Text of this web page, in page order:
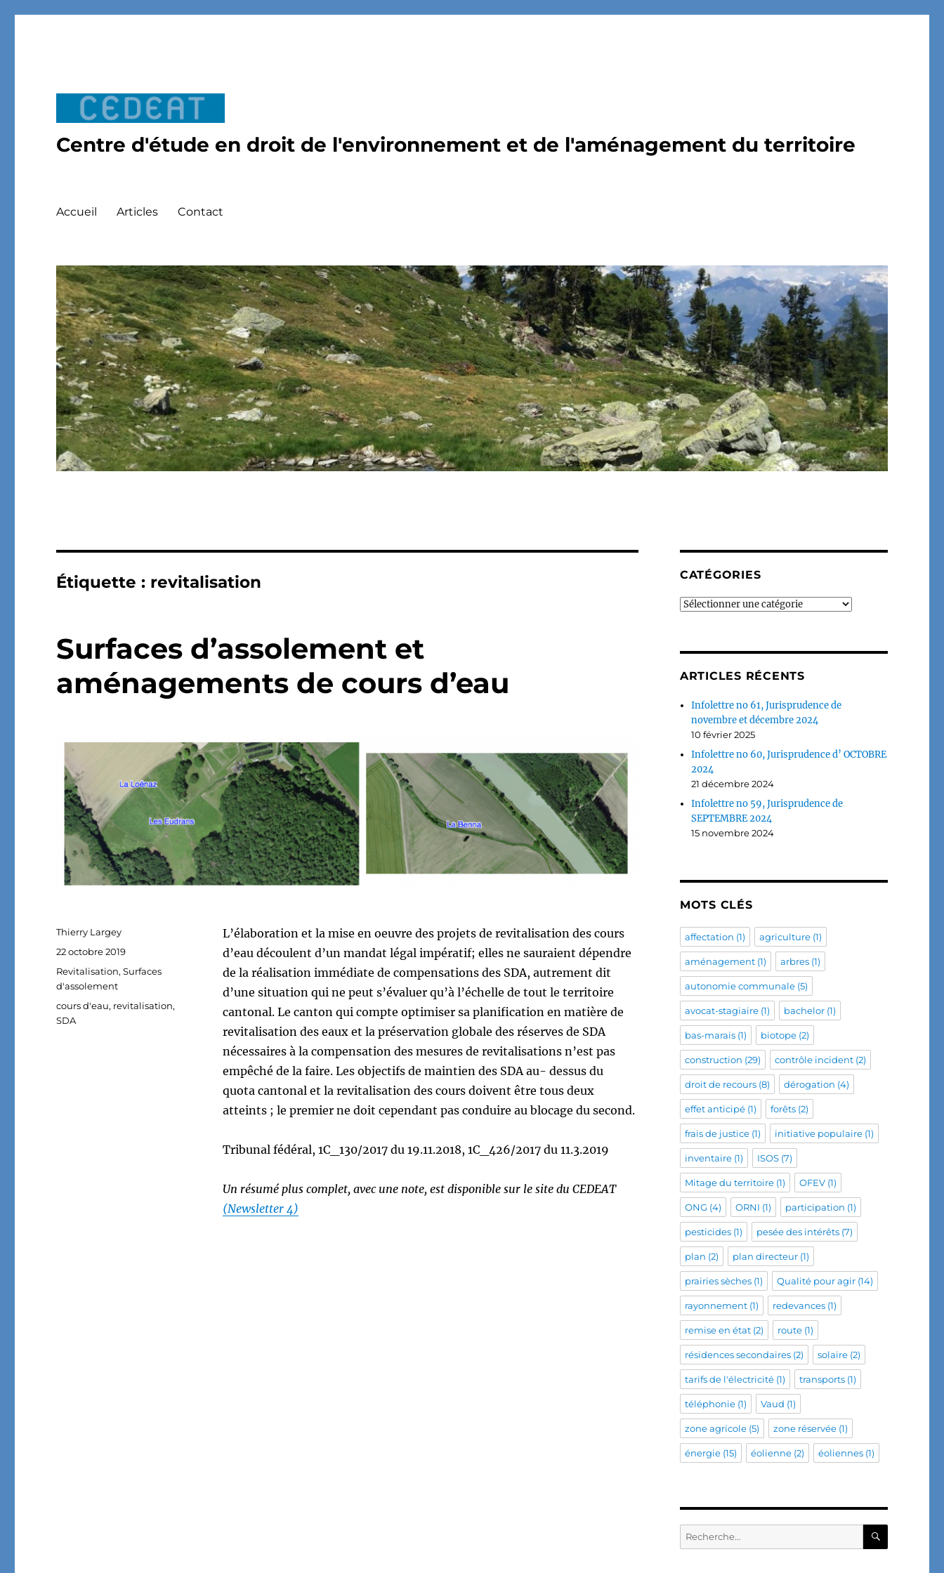
Centre d'étude en droit de l'environnement et de l'aménagement du territoire
Accueil Articles Contact
Étiquette : revitalisation
Surfaces d’assolement et
aménagements de cours d’eau
L’élaboration et la mise en oeuvre des projets de revitalisation des cours
d’eau découlent d’un mandat légal impératif; elles ne sauraient dépendre
de la réalisation immédiate de compensations des SDA, autrement dit
d’une situation qui ne peut s’évaluer qu’à l’échelle de tout le territoire
cantonal. Le canton qui compte optimiser sa planification en matière de
revitalisation des eaux et la préservation globale des réserves de SDA
nécessaires à la compensation des mesures de revitalisations n’est pas
empêché de la faire. Les objectifs de maintien des SDA au- dessus du
quota cantonal et la revitalisation des cours doivent être tous deux
atteints ; le premier ne doit cependant pas conduire au blocage du second.
Tribunal fédéral, 1C_130/2017 du 19.11.2018, 1C_426/2017 du 11.3.2019
Un résumé plus complet, avec une note, est disponible sur le site du CEDEAT
(Newsletter 4)
Auteur
Thierry Largey
Publié
le
22 octobre 2019
Catégories
Revitalisation,Surfaces
d'assolement
Étiquettes
cours d'eau, revitalisation,
SDA
CATÉGORIES
Catégories
ARTICLES RÉCENTS
Infolettre no 61, Jurisprudence de
novembre et décembre 2024
10 février 2025
Infolettre no 60, Jurisprudence d’ OCTOBRE
2024
21 décembre 2024
Infolettre no 59, Jurisprudence de
SEPTEMBRE 2024
15 novembre 2024
MOTS CLÉS
affectation (1) agriculture(1)
aménagement(1) arbres(1)
autonomie communale(5)
avocat-stagiaire(1) bachelor(1)
bas-marais(1) biotope(2)
construction (29) contrôle incident(2)
droit de recours(8) dérogation (4)
effet anticipé(1) forêts(2)
frais de justice(1) initiative populaire(1)
inventaire(1) ISOS(7)
Mitage du territoire(1) OFEV(1)
ONG (4) ORNI (1) participation (1)
pesticides(1) pesée des intérêts(7)
plan (2) plan directeur(1)
prairies sèches(1) Qualité pour agir(14)
rayonnement(1) redevances(1)
remise en état(2) route(1)
résidences secondaires(2) solaire(2)
tarifs de l'électricité(1) transports(1)
téléphonie(1) Vaud (1)
zone agricole(5) zone réservée(1)
énergie(15) éolienne(2) éoliennes(1)
Recherche
pour :